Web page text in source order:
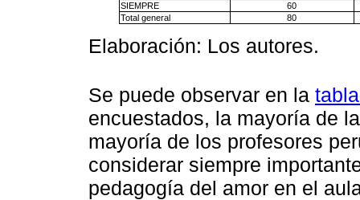
SIEMPRE
60
Total general
80
Elaboración: Los autores.
Se puede observar en la
encuestados, la mayoría de
mayoría de los profesores
considerar siempre
pedagogía del amor en el